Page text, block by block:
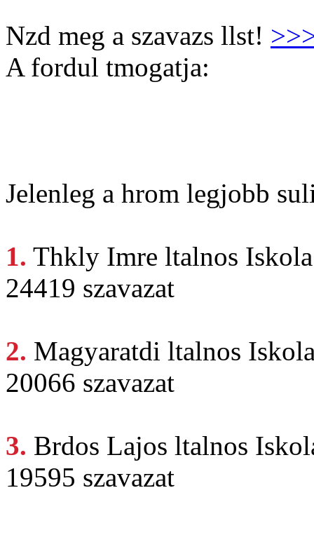
Nzd meg a szavazs llst!
A fordul tmogatja:
Jelenleg a hrom legjobb
1. Thkly Imre ltalnos
24419 szavazat
2. Magyaratdi ltalnos
20066 szavazat
3. Brdos Lajos ltalnos
19595 szavazat